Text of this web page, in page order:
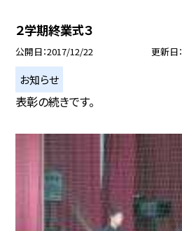
２学期終業式３
公開日 2017/12/22 更新日
お知らせ
表彰の続きです。